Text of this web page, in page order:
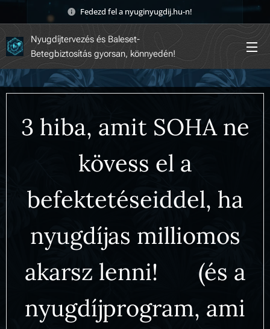
Fedezd fel a nyuginyugdij.hu-n! 🚀
Nyugdíjtervezés és Baleset-
Betegbiztosítás gyorsan, könnyedén!
3 hiba, amit SOHA ne
kövess el a
befektetéseiddel, ha
nyugdíjas milliomos
akarsz lenni! 🚀 (és a
nyugdíjprogram, ami